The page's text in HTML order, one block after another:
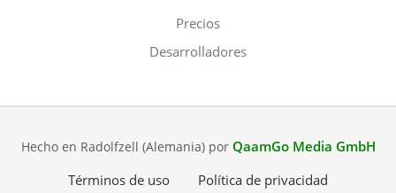
Precios
Desarrolladores
Hecho en Radolfzell (Alemania) por QaamGo Media GmbH
Términos de uso
Política de privacidad